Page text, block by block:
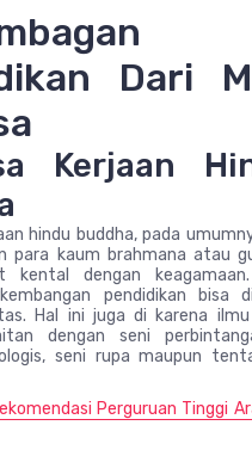
Dari
Kerjaan
hindu buddha, pada
para kaum brahmana atau
kental dengan
pendidikan bisa
Hal ini juga di karena
dengan seni
seni rupa maupun
Perguruan Tinggi